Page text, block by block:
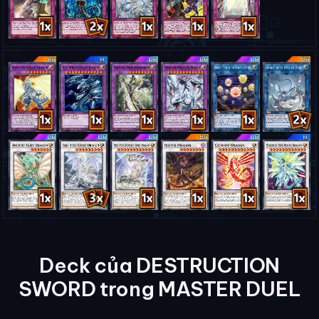
Deck của DESTRUCTION
SWORD trong MASTER DUEL